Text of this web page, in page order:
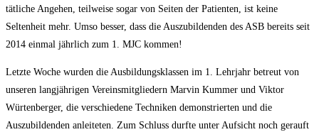
tätliche Angehen, teilweise sogar von Seiten der Patienten, ist keine
Seltenheit mehr. Umso besser, dass die Auszubildenden des ASB bereits seit
2014 einmal jährlich zum 1. MJC kommen!
Letzte Woche wurden die Ausbildungsklassen im 1. Lehrjahr betreut von
unseren langjährigen Vereinsmitgliedern Marvin Kummer und Viktor
Würtenberger, die verschiedene Techniken demonstrierten und die
Auszubildenden anleiteten. Zum Schluss durfte unter Aufsicht noch gerauft